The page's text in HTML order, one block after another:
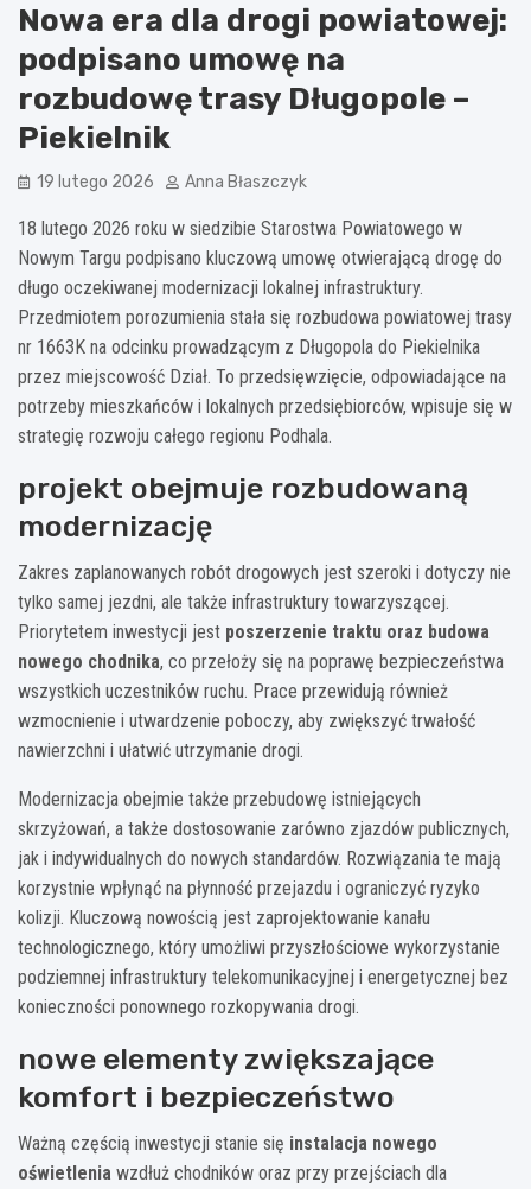
Nowa era dla drogi powiatowej:
podpisano umowę na
rozbudowę trasy Długopole –
Piekielnik
19 lutego 2026 Anna Błaszczyk
18 lutego 2026 roku w siedzibie Starostwa Powiatowego w
Nowym Targu podpisano kluczową umowę otwierającą drogę do
długo oczekiwanej modernizacji lokalnej infrastruktury.
Przedmiotem porozumienia stała się rozbudowa powiatowej trasy
nr 1663K na odcinku prowadzącym z Długopola do Piekielnika
przez miejscowość Dział. To przedsięwzięcie, odpowiadające na
potrzeby mieszkańców i lokalnych przedsiębiorców, wpisuje się w
strategię rozwoju całego regionu Podhala.
projekt obejmuje rozbudowaną
modernizację
Zakres zaplanowanych robót drogowych jest szeroki i dotyczy nie
tylko samej jezdni, ale także infrastruktury towarzyszącej.
Priorytetem inwestycji jest poszerzenie traktu oraz budowa
nowego chodnika, co przełoży się na poprawę bezpieczeństwa
wszystkich uczestników ruchu. Prace przewidują również
wzmocnienie i utwardzenie poboczy, aby zwiększyć trwałość
nawierzchni i ułatwić utrzymanie drogi.
Modernizacja obejmie także przebudowę istniejących
skrzyżowań, a także dostosowanie zarówno zjazdów publicznych,
jak i indywidualnych do nowych standardów. Rozwiązania te mają
korzystnie wpłynąć na płynność przejazdu i ograniczyć ryzyko
kolizji. Kluczową nowością jest zaprojektowanie kanału
technologicznego, który umożliwi przyszłościowe wykorzystanie
podziemnej infrastruktury telekomunikacyjnej i energetycznej bez
konieczności ponownego rozkopywania drogi.
nowe elementy zwiększające
komfort i bezpieczeństwo
Ważną częścią inwestycji stanie się instalacja nowego
oświetlenia wzdłuż chodników oraz przy przejściach dla